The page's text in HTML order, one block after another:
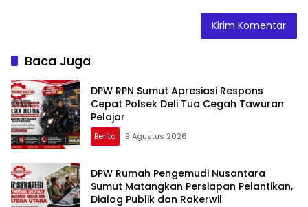
Baca Juga
DPW RPN Sumut Apresiasi Respons
Cepat Polsek Deli Tua Cegah Tawuran
Pelajar
Berita 9 Agustus 2026
DPW Rumah Pengemudi Nusantara
Sumut Matangkan Persiapan Pelantikan,
Dialog Publik dan Rakerwil